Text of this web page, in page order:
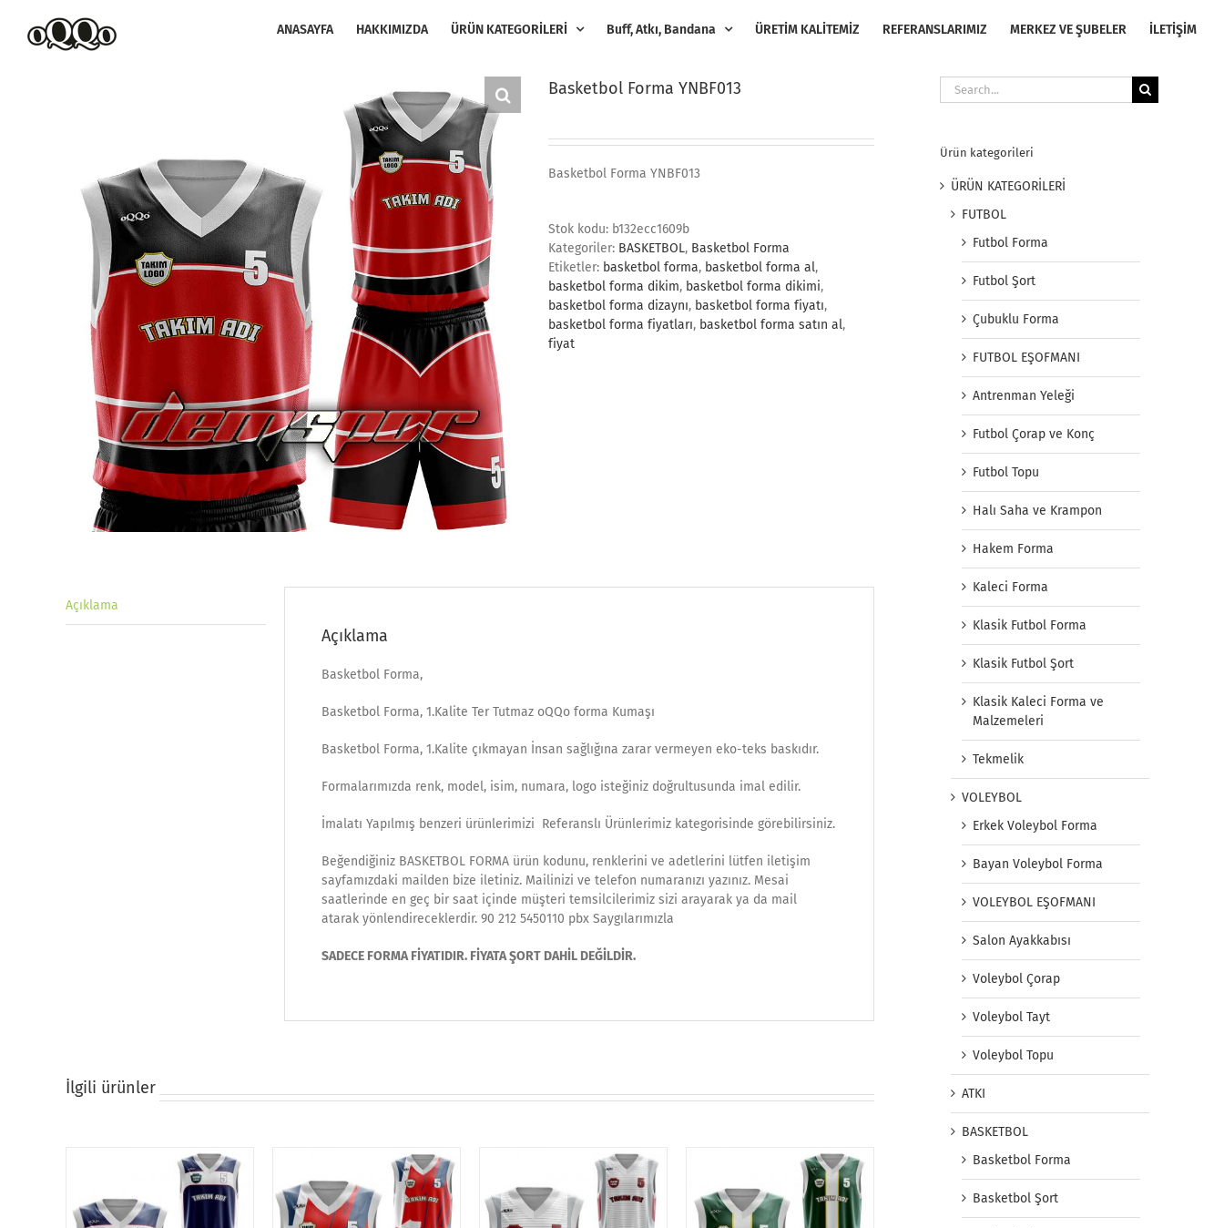
content
ANASAYFA HAKKIMIZDA ÜRÜN KATEGORİLERİ Buff, Atkı, Bandana ÜRETİM KALİTEMİZ REFERANSLARIMIZ MERKEZ VE ŞUBELER İLETİŞİM
Basketbol Forma YNBF013
Basketbol Forma YNBF013
Stok kodu: b132ecc1609b
Kategoriler: BASKETBOL, Basketbol Forma
Etiketler: basketbol forma, basketbol forma al,
basketbol forma dikim, basketbol forma dikimi,
basketbol forma dizaynı, basketbol forma fiyatı,
basketbol forma fiyatları, basketbol forma satın al,
fiyat
Açıklama
Açıklama
Basketbol Forma,
Basketbol Forma, 1.Kalite Ter Tutmaz oQQo forma Kumaşı
Basketbol Forma, 1.Kalite çıkmayan İnsan sağlığına zarar vermeyen eko-teks baskıdır.
Formalarımızda renk, model, isim, numara, logo isteğiniz doğrultusunda imal edilir.
İmalatı Yapılmış benzeri ürünlerimizi Referanslı Ürünlerimiz kategorisinde görebilirsiniz.
Beğendiğiniz BASKETBOL FORMA ürün kodunu, renklerini ve adetlerini lütfen iletişim
sayfamızdaki mailden bize iletiniz. Mailinizi ve telefon numaranızı yazınız. Mesai
saatlerinde en geç bir saat içinde müşteri temsilcilerimiz sizi arayarak ya da mail
atarak yönlendireceklerdir. 90 212 5450110 pbx Saygılarımızla
SADECE FORMA FİYATIDIR. FİYATA ŞORT DAHİL DEĞİLDİR.
İlgili ürünler
Search
for:
Ürün kategorileri
ÜRÜN KATEGORİLERİ
FUTBOL
Futbol Forma
Futbol Şort
Çubuklu Forma
FUTBOL EŞOFMANI
Antrenman Yeleği
Futbol Çorap ve Konç
Futbol Topu
Halı Saha ve Krampon
Hakem Forma
Kaleci Forma
Klasik Futbol Forma
Klasik Futbol Şort
Klasik Kaleci Forma ve
Malzemeleri
Tekmelik
VOLEYBOL
Erkek Voleybol Forma
Bayan Voleybol Forma
VOLEYBOL EŞOFMANI
Salon Ayakkabısı
Voleybol Çorap
Voleybol Tayt
Voleybol Topu
ATKI
BASKETBOL
Basketbol Forma
Basketbol Şort